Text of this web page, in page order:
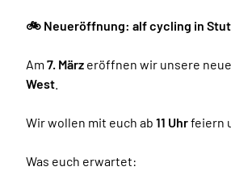
🚲 Neueröffnung: alf cycling in
Am 7. März eröffnen wir unsere
West
Wir wollen mit euch ab 11 Uhrfeiern
Was euch erwartet: